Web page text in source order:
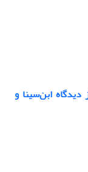
ابن‌سینا و